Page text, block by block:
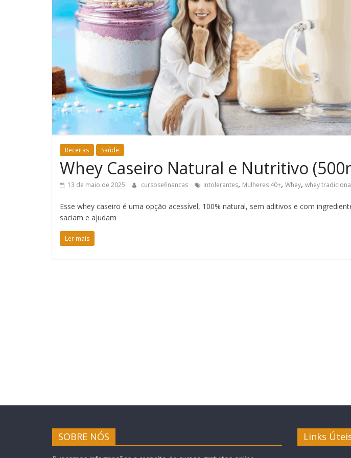
Receitas Saúde
Whey Caseiro Natural e Nutritivo
13 de maio de 2025 cursosefinancas Intolerantes, Mulheres 40+, Whey, whey
Esse whey caseiro é uma opção acessível, 100% natural, sem aditivos e com
saciam e ajudam
Ler mais
SOBRE NÓS Links